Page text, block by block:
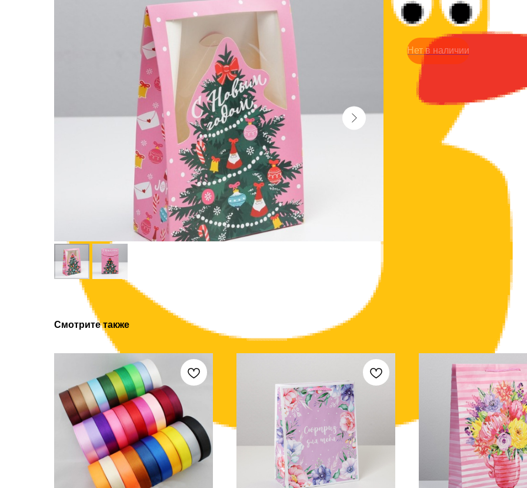
199 р.
Нет в наличии
Коробка складная размером 15 × 7 × 22
украшения интерьера и очень красиво
Смотрите также